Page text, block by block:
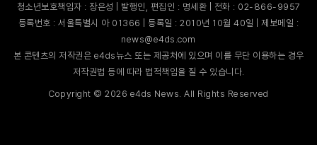
청소년보호책임자 : 장은성 | 발행인, 편집인 : 명세환 | 전화 : 02-866-9957
등록번호 : 서울특별시 아 01366 | 등록일 : 2010년 10월 40일 | 제보메일 :
news@e4ds.com
본 콘텐츠의 저작권은 e4ds뉴스 또는 제공처에 있으며 이를 무단 이용하는 경우
저작권법 등에 따라 법적책임을 질 수 있습니다.
Copyright ©2026 e4ds News. All Rights Reserved